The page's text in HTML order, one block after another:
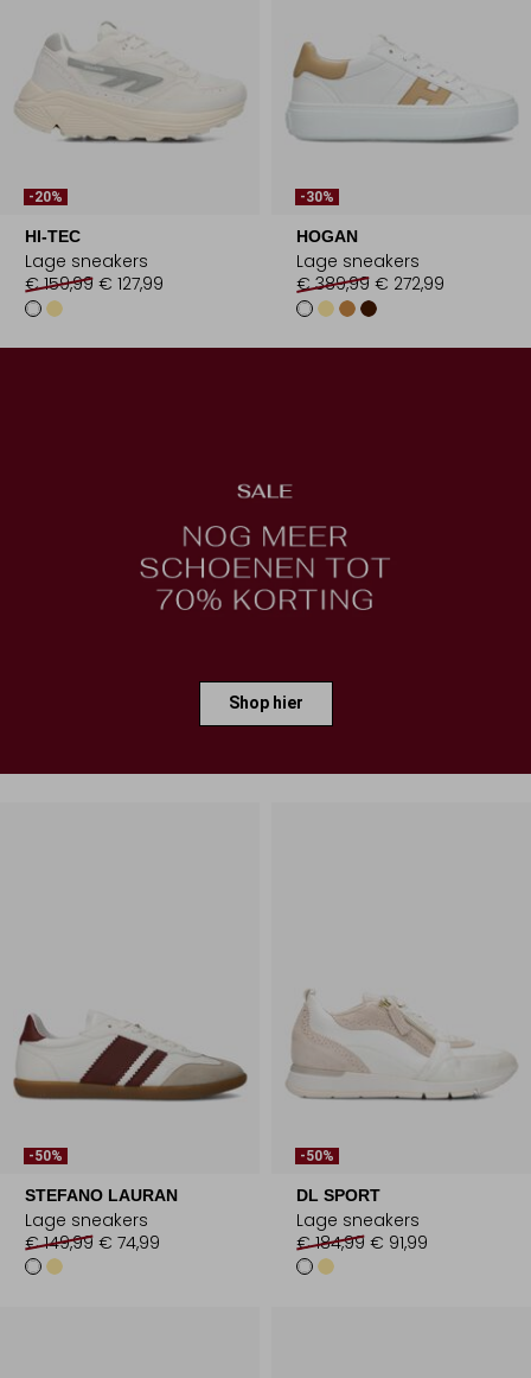
-20%
HI-TEC
Lage sneakers
€ 159,99 € 127,99
-30%
HOGAN
Lage sneakers
€ 389,99 € 272,99
Shop hier
-50%
STEFANO LAURAN
Lage sneakers
€ 149,99 € 74,99
-50%
DL SPORT
Lage sneakers
€ 184,99 € 91,99